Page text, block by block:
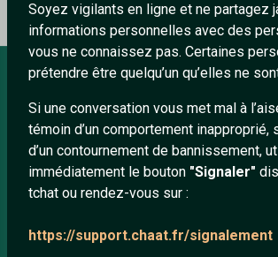
Soyez vigilants en ligne et ne partagez
informations personnelles avec des
vous ne connaissez pas. Certaines
prétendre être quelqu’un qu’elles ne
Si une conversation vous met mal à
témoin d’un comportement inapproprié,
d’un contournement de bannissement,
immédiatement le bouton "Signaler"
tchat ou rendez-vous sur :
https://support.chaat.fr/signalement
À PROPOS
Conditions générales
À propos
Mentions légales